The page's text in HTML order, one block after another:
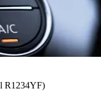
R1234YF)